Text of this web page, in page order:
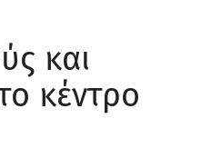
και
κέντρο